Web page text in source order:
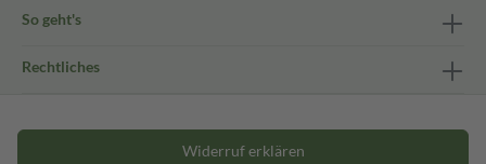
So geht's
Rechtliches
Widerruf erklären